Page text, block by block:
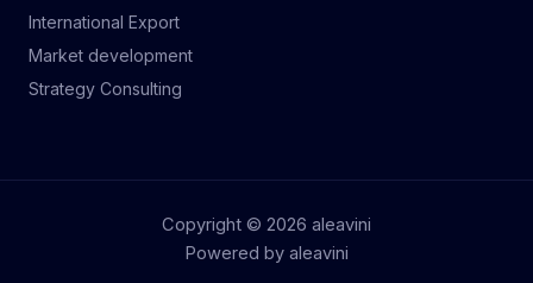
International Export
Market development
Strategy Consulting
Copyright © 2026 aleavini
Powered by aleavini